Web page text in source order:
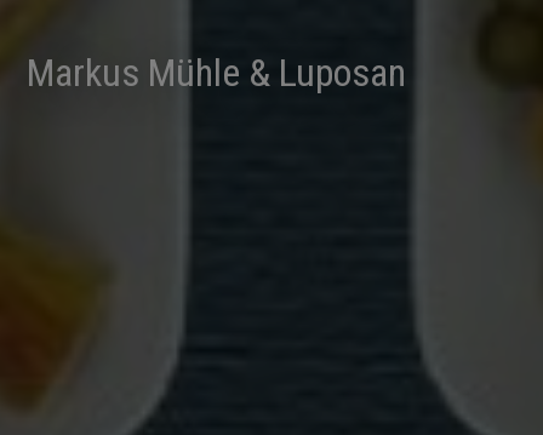
Markus Mühle & Luposan